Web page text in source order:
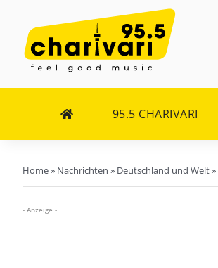
Inhalt
springen
95.5 CHARIVARI
Home» Nachrichten » Deutschland und Welt»
- Anzeige -